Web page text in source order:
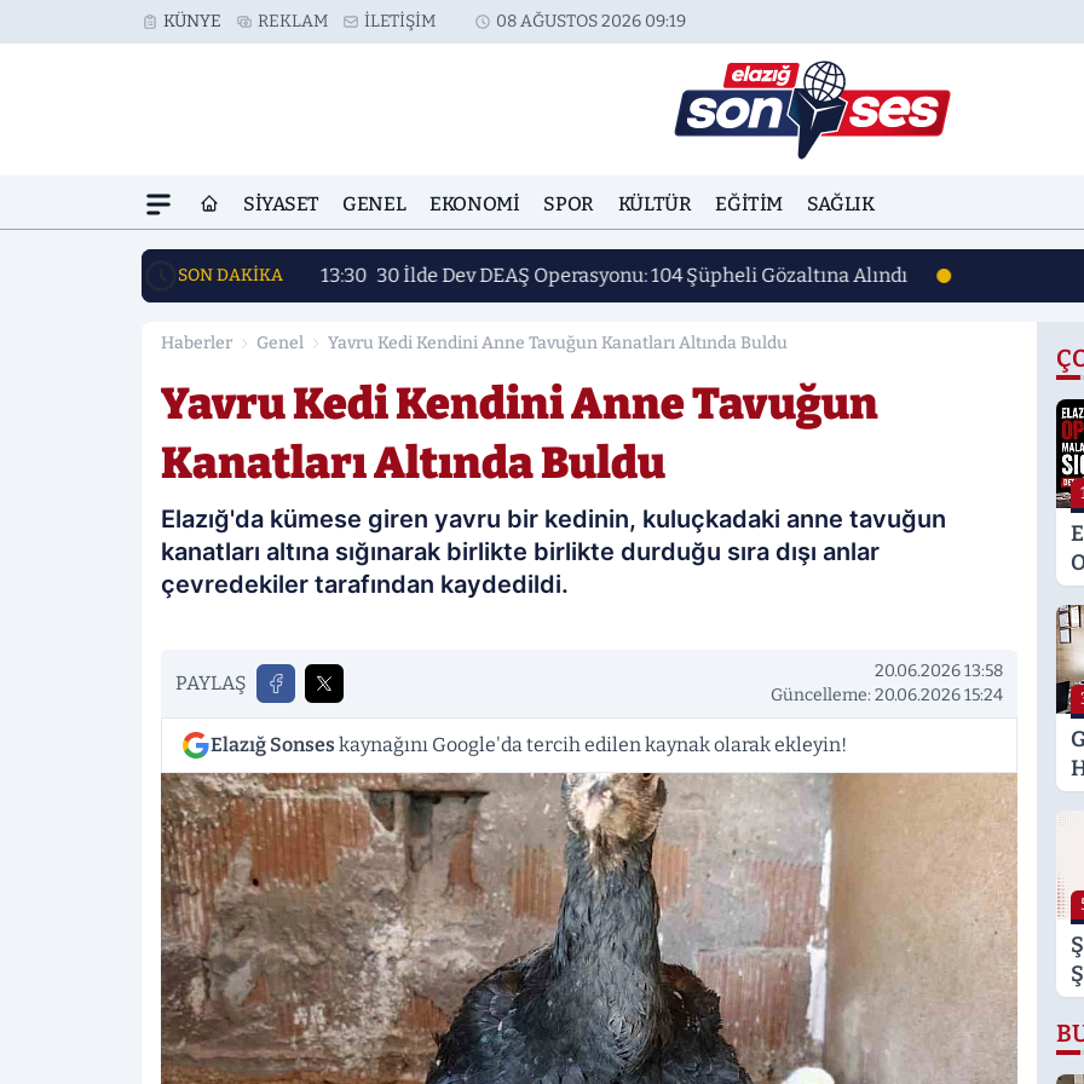
KÜNYE REKLAM İLETIŞIM 08 AĞUSTOS 2026 09:19
SIYASET GENEL EKONOMI SPOR KÜLTÜR EĞITIM SAĞLIK
SON DAKİKA 13:30 30 İlde Dev DEAŞ Operasyonu: 104 Şüpheli Gözaltına Alındı
Haberler Genel Yavru Kedi Kendini Anne Tavuğun Kanatları Altında Buldu
Yavru Kedi Kendini Anne Tavuğun
Kanatları Altında Buldu
Elazığ'da kümese giren yavru bir kedinin, kuluçkadaki anne tavuğun
kanatları altına sığınarak birlikte birlikte durduğu sıra dışı anlar
çevredekiler tarafından kaydedildi.
PAYLAŞ
20.06.2026 13:58
Güncelleme: 20.06.2026 15:24
Elazığ Sonses kaynağını Google'da tercih edilen kaynak olarak ekleyin!